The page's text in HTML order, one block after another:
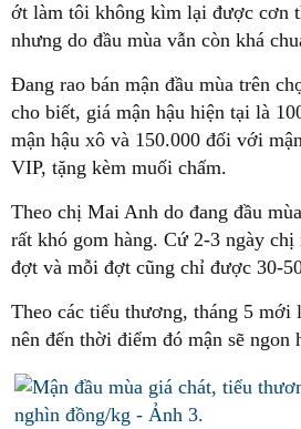
ớt làm tôi không kìm lại được cơn
nhưng do đầu mùa vẫn còn khá
Đang rao bán mận đầu mùa trên
cho biết, giá mận hậu hiện tại là
mận hậu xô và 150.000 đối với
VIP, tặng kèm muối chấm.
Theo chị Mai Anh do đang đầu
rất khó gom hàng. Cứ 2-3 ngày
đợt và mỗi đợt cũng chỉ được 30-
Theo các tiểu thương, tháng 5 mới
nên đến thời điểm đó mận sẽ ngon